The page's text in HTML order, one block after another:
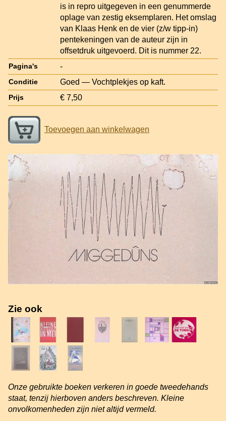
is in repro uitgegeven in een genummerde
oplage van zestig eksemplaren. Het omslag
van Klaas Henk en de vier (z/w tipp-in)
pentekeningen van de auteur zijn in
offsetdruk uitgevoerd. Dit is nummer 22.
Pagina's -
Conditie Goed — Vochtplekjes op kaft.
Prijs € 7,50
Toevoegen aan winkelwagen
Zie ook
Onze gebruikte boeken verkeren in goede tweedehands
staat, tenzij hierboven anders beschreven. Kleine
onvolkomenheden zijn niet altijd vermeld.